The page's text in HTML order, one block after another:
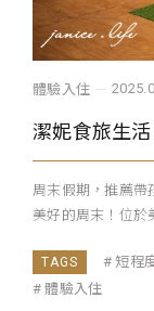
體驗入住
周末假期，推薦帶
美好的周末！位於
短程
體驗入住